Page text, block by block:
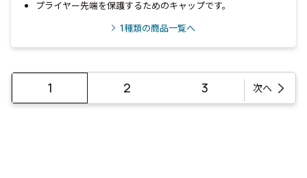
プライヤー先端を保護するためのキャップです。
1種類の商品一覧へ
1 2 3 次へ